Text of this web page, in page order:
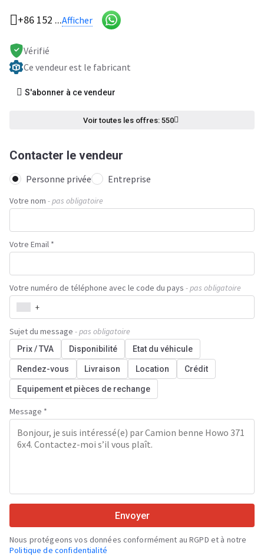
+86 152 ...Afficher
Vérifié
Ce vendeur est le fabricant
S'abonner à ce vendeur
Voir toutes les offres: 550
Contacter le vendeur
Personne privée Entreprise
Votre nom - pas obligatoire
Votre Email *
Votre numéro de téléphone avec le code du pays - pas obligatoire
+
Sujet du message - pas obligatoire
Prix / TVA Disponibilité Etat du véhicule
Rendez-vous Livraison Location Crédit
Equipement et pièces de rechange
Message *
Envoyer
Nous protégeons vos données conformément au RGPD et à notre
Politique de confidentialité